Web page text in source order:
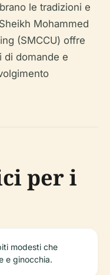
le tradizioni e
Mohammed
(SMCCU) offre
di domande e
per i
modesti che
e ginocchia.